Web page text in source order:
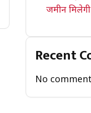
जमीन
Recent
No